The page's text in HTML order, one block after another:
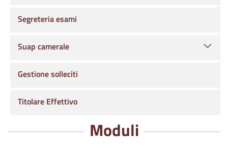
Moduli
Segreteria esami
Suap camerale
Gestione solleciti
Titolare Effettivo